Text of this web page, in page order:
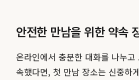
안전한 만남을 위한 약속
온라인에서 충분한 대화를 나누
속했다면, 첫 만남 장소는 신중하